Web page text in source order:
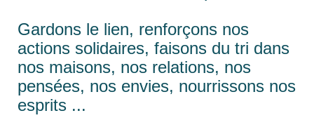
Gardons le lien, renforçons nos
actions solidaires, faisons du tri dans
nos maisons, nos relations, nos
pensées, nos envies, nourrissons nos
esprits ...